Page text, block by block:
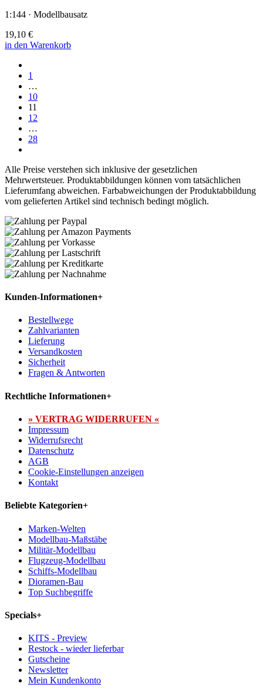
1:144 · Modellbausatz
19,10 €
in den Warenkorb
1
…
10
11
12
…
28
Alle Preise verstehen sich inklusive der gesetzlichen
Mehrwertsteuer. Produktabbildungen können vom tatsächlichen
Lieferumfang abweichen. Farbabweichungen der Produktabbildung
vom gelieferten Artikel sind technisch bedingt möglich.
Kunden-Informationen+
Bestellwege
Zahlvarianten
Lieferung
Versandkosten
Sicherheit
Fragen & Antworten
Rechtliche Informationen+
» VERTRAG WIDERRUFEN «
Impressum
Widerrufsrecht
Datenschutz
AGB
Cookie-Einstellungen anzeigen
Kontakt
Beliebte Kategorien+
Marken-Welten
Modellbau-Maßstäbe
Militär-Modellbau
Flugzeug-Modellbau
Schiffs-Modellbau
Dioramen-Bau
Top Suchbegriffe
Specials+
KITS - Preview
Restock - wieder lieferbar
Gutscheine
Newsletter
Mein Kundenkonto